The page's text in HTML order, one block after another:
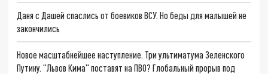
Даня с Дашей спаслись от боевиков ВСУ. Но беды для малышей не
закончились
Новое масштабнейшее наступление. Три ультиматума Зеленского
Путину. "Львов Кима" поставят на ПВО? Глобальный прорыв под